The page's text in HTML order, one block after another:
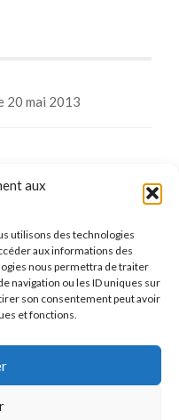
aux
utilisons des technologies
aux informations des
nous permettra de traiter
navigation ou les ID uniques sur
son consentement peut avoir
et fonctions.
20 mai 2013
closed.